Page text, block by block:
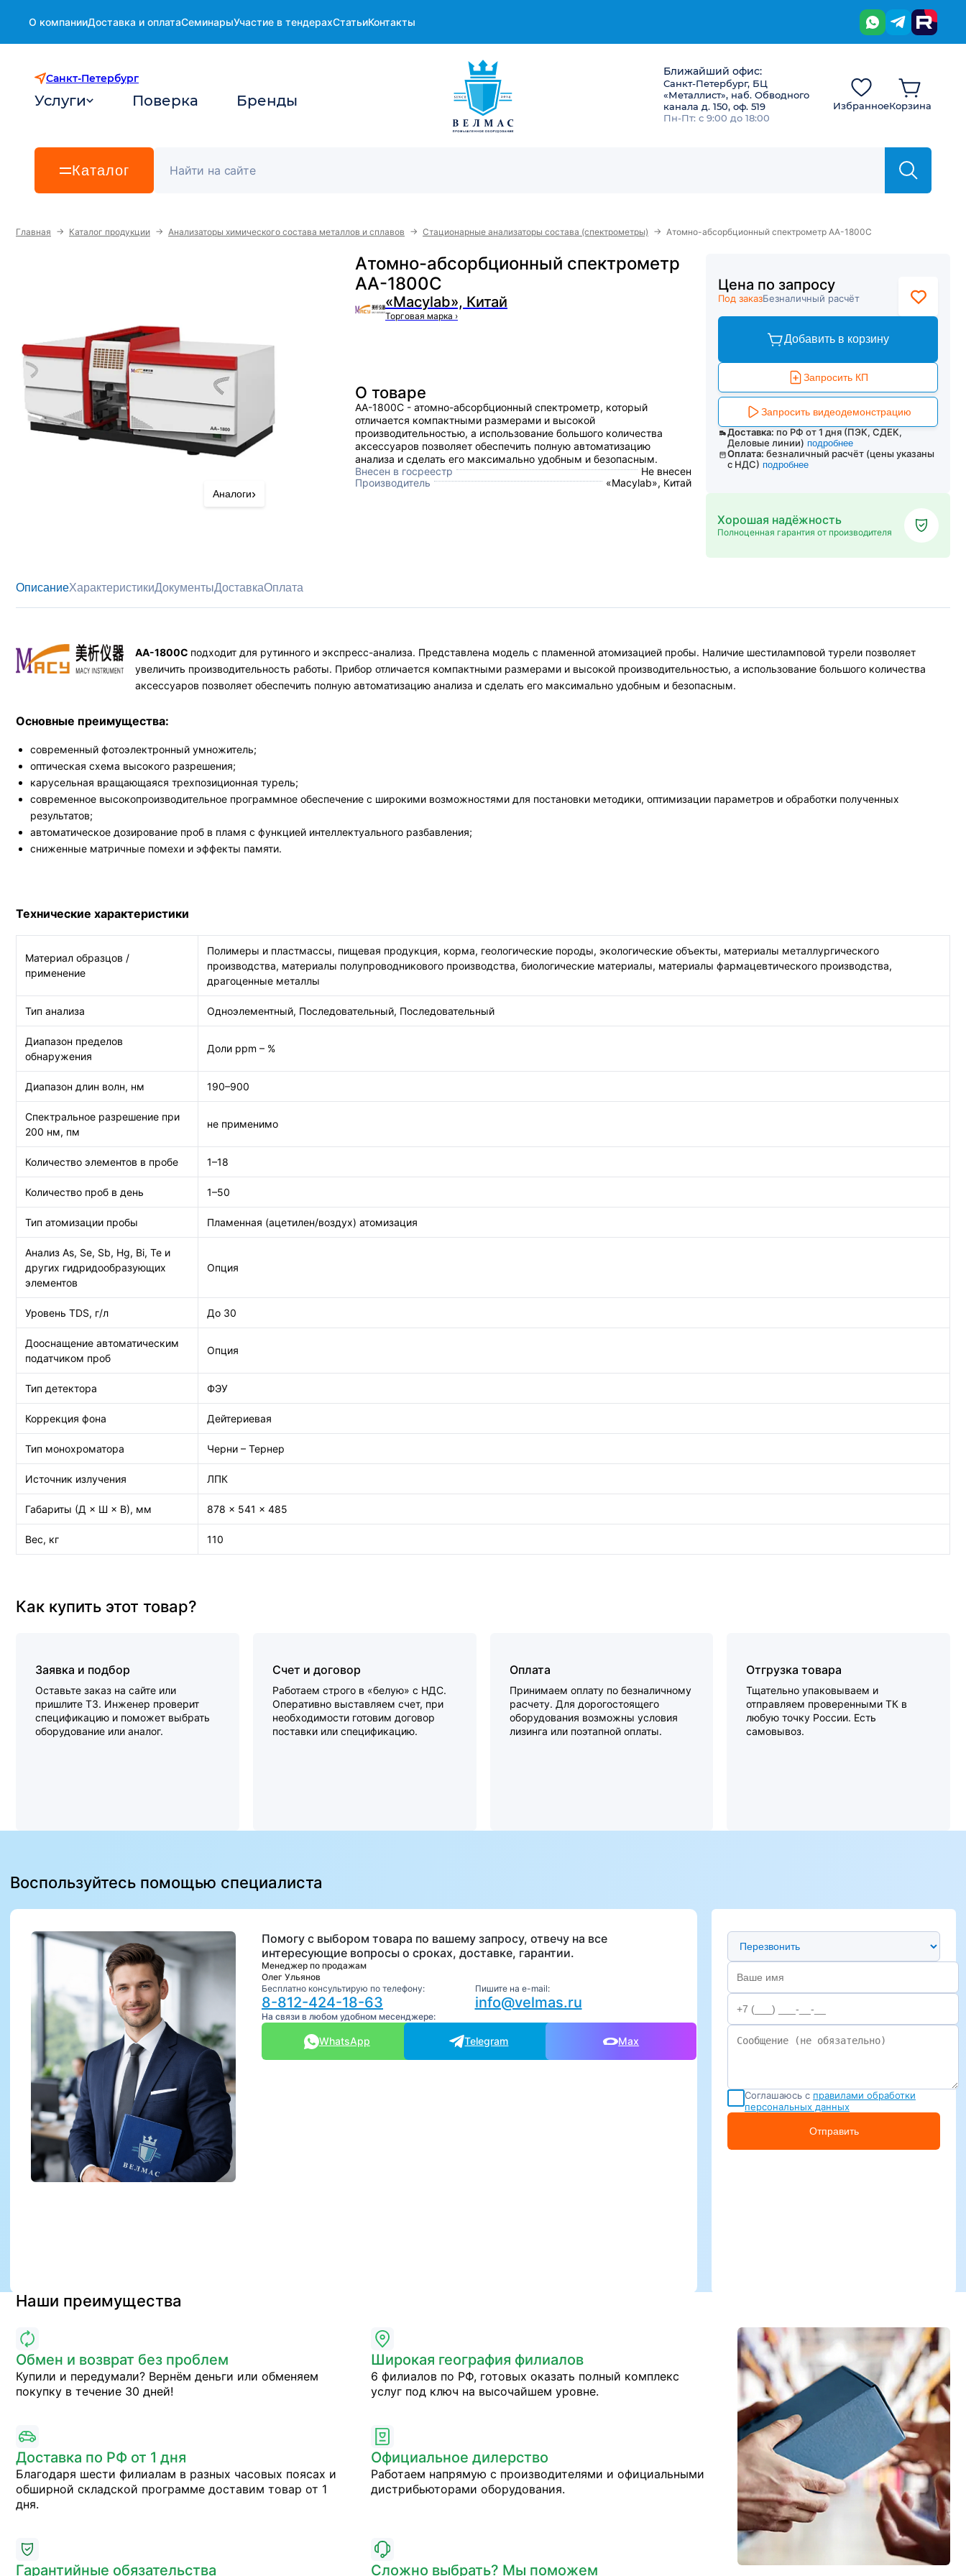
О компанииДоставка и оплатаСеминарыУчастие в тендерахСтатьиКонтакты
Санкт-Петербург
Услуги Поверка Бренды
Ближайший офис:
Санкт-Петербург, БЦ
«Металлист», наб. Обводного
канала д. 150, оф. 519
Пн-Пт: с 9:00 до 18:00
ИзбранноеКорзина
Каталог
Главная → Каталог продукции → Анализаторы химического состава металлов и сплавов → Стационарные анализаторы состава (спектрометры) → Атомно-абсорбционный спектрометр AA-1800C
Атомно-абсорбционный спектрометр
AA-1800C
«Macylab», Китай
Торговая марка ›
Аналоги›
О товаре
AA-1800C - атомно-абсорбционный спектрометр, который
отличается компактными размерами и высокой
производительностью, а использование большого количества
аксессуаров позволяет обеспечить полную автоматизацию
анализа и сделать его максимально удобным и безопасным.
Внесен в госреестр
Не внесен
Производитель
«Macylab», Китай
Цена по запросу
Под заказБезналичный расчёт
Добавить в корзину
Запросить КП
Запросить видеодемонстрацию
Доставка: по РФ от 1 дня (ПЭК, СДЕК,
Деловые линии) подробнее
Оплата: безналичный расчёт (цены указаны
с НДС) подробнее
Хорошая надёжность
Полноценная гарантия от производителя
ОписаниеХарактеристикиДокументыДоставкаОплата
AA-1800C подходит для рутинного и экспресс-анализа. Представлена модель с пламенной атомизацией пробы. Наличие шестиламповой турели позволяет
увеличить производительность работы. Прибор отличается компактными размерами и высокой производительностью, а использование большого количества
аксессуаров позволяет обеспечить полную автоматизацию анализа и сделать его максимально удобным и безопасным.
Основные преимущества:
современный фотоэлектронный умножитель;
оптическая схема высокого разрешения;
карусельная вращающаяся трехпозиционная турель;
современное высокопроизводительное программное обеспечение с широкими возможностями для постановки методики, оптимизации параметров и обработки полученных
результатов;
автоматическое дозирование проб в пламя с функцией интеллектуального разбавления;
сниженные матричные помехи и эффекты памяти.
Технические характеристики
Материал образцов /
применение
Полимеры и пластмассы, пищевая продукция, корма, геологические породы, экологические объекты, материалы металлургического
производства, материалы полупроводникового производства, биологические материалы, материалы фармацевтического производства,
драгоценные металлы
Тип анализа Одноэлементный, Последовательный, Последовательный
Диапазон пределов
обнаружения
Доли ppm – %
Диапазон длин волн, нм 190–900
Спектральное разрешение при
200 нм, пм
не применимо
Количество элементов в пробе 1–18
Количество проб в день 1–50
Тип атомизации пробы Пламенная (ацетилен/воздух) атомизация
Анализ As, Se, Sb, Hg, Bi, Te и
других гидридообразующих
элементов
Опция
Уровень TDS, г/л До 30
Дооснащение автоматическим
податчиком проб
Опция
Тип детектора ФЭУ
Коррекция фона Дейтериевая
Тип монохроматора Черни – Тернер
Источник излучения ЛПК
Габариты (Д × Ш × В), мм 878 × 541 × 485
Вес, кг 110
Как купить этот товар?
Заявка и подбор
Оставьте заказ на сайте или
пришлите ТЗ. Инженер проверит
спецификацию и поможет выбрать
оборудование или аналог.
Счет и договор
Работаем строго в «белую» с НДС.
Оперативно выставляем счет, при
необходимости готовим договор
поставки или спецификацию.
Оплата
Принимаем оплату по безналичному
расчету. Для дорогостоящего
оборудования возможны условия
лизинга или поэтапной оплаты.
Отгрузка товара
Тщательно упаковываем и
отправляем проверенными ТК в
любую точку России. Есть
самовывоз.
Воспользуйтесь помощью специалиста
Помогу с выбором товара по вашему запросу, отвечу на все
интересующие вопросы о сроках, доставке, гарантии.
Менеджер по продажам
Олег Ульянов
Бесплатно консультирую по телефону:
8-812-424-18-63
Пишите на e-mail:
info@velmas.ru
На связи в любом удобном месенджере:
WhatsApp Telegram Max
Предпочтительный способ связи
Соглашаюсь с правилами обработки
персональных данных
Отправить
Наши преимущества
Обмен и возврат без проблем
Купили и передумали? Вернём деньги или обменяем
покупку в течение 30 дней!
Широкая география филиалов
6 филиалов по РФ, готовых оказать полный комплекс
услуг под ключ на высочайшем уровне.
Доставка по РФ от 1 дня
Благодаря шести филиалам в разных часовых поясах и
обширной складской программе доставим товар от 1
дня.
Официальное дилерство
Работаем напрямую с производителями и официальными
дистрибьюторами оборудования.
Гарантийные обязательства Сложно выбрать? Мы поможем